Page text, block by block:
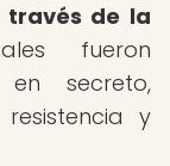
de la
fueron
secreto,
y